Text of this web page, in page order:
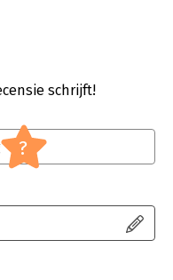
schrijft!
?